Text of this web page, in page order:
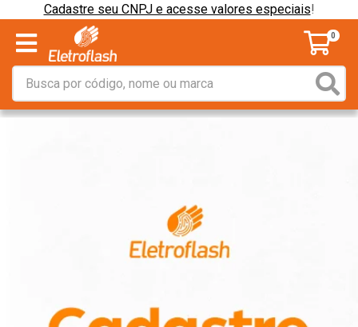
Cadastre seu CNPJ e acesse valores especiais!
0